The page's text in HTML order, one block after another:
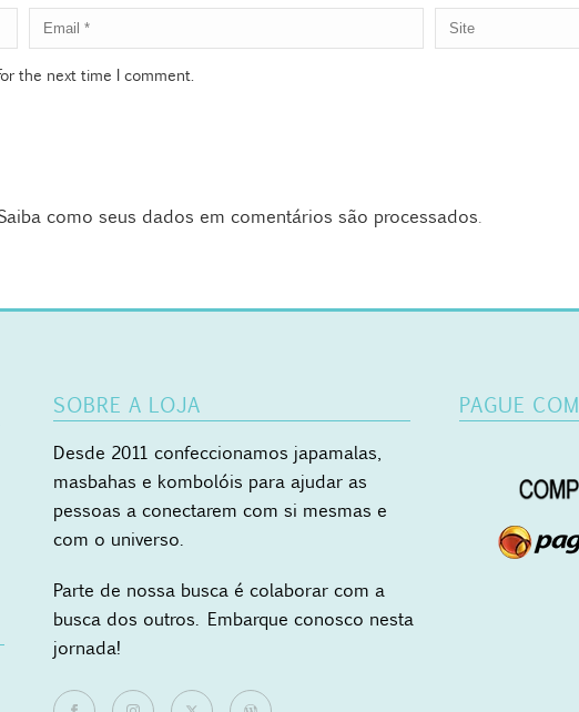
the next time I comment.
como seus dados em comentários são processados.
SOBRE A LOJA
Desde 2011 confeccionamos japamalas,
masbahas e kombolóis para ajudar as
pessoas a conectarem com si mesmas e
com o universo.
Parte de nossa busca é colaborar com a
busca dos outros. Embarque conosco nesta
jornada!
PAGUE COM